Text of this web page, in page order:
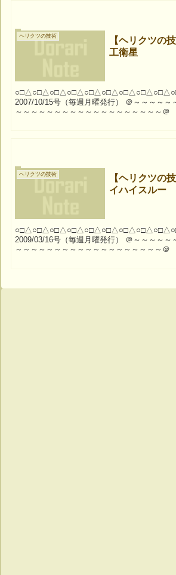
ヘリクツの技術
【ヘリクツの
工衛星
2007/10/15号（毎週月曜発行） ＠～～～～～～～～～～～～～～～
～～～～～～～～～～～～～～～～～～～
ヘリクツの技術
【ヘリクツの
イハイスルー
2009/03/16号（毎週月曜発行） ＠～～～～～～～～～～～～～～～
～～～～～～～～～～～～～～～～～～～